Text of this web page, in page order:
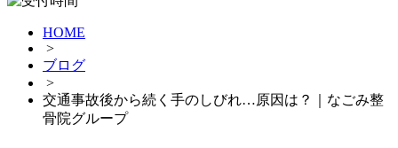
HOME
>
ブログ
>
交通事故後から続く手のしびれ…原因は？｜なごみ整
骨院グループ